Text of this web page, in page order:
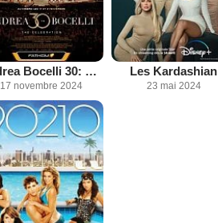
Andrea Bocelli 30: The Celebration
17 novembre 2024
Les Kardashian
23 mai 2024